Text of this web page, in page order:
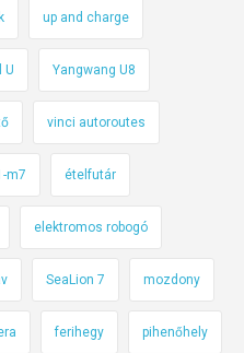
up and charge
U Yangwang U8
vinci autoroutes
m7 ételfutár
elektromos robogó
SeaLion 7 mozdony
ferihegy pihenőhely